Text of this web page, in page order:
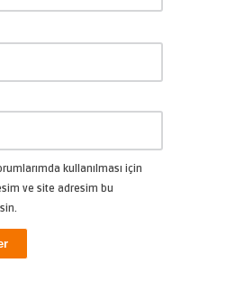
kullanılması için
ve site adresim bu